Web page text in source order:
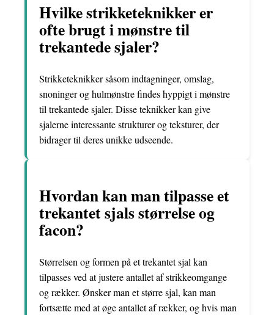
Hvilke strikketeknikker er
ofte brugt i mønstre til
trekantede sjaler?
Strikketeknikker såsom indtagninger, omslag,
snoninger og hulmønstre findes hyppigt i mønstre
til trekantede sjaler. Disse teknikker kan give
sjalerne interessante strukturer og teksturer, der
bidrager til deres unikke udseende.
Hvordan kan man tilpasse et
trekantet sjals størrelse og
facon?
Størrelsen og formen på et trekantet sjal kan
tilpasses ved at justere antallet af strikkeomgange
og rækker. Ønsker man et større sjal, kan man
fortsætte med at øge antallet af rækker, og hvis man